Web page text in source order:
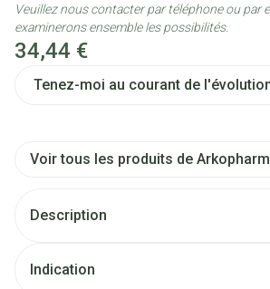
34,44 €
Tenez-moi au courant de
Veuillez nous contacter par téléphone ou par
examinerons ensemble les possibilités.
Voir tous les produits de
Description
Indication